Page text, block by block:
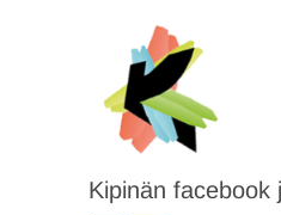
Kipinän facebook